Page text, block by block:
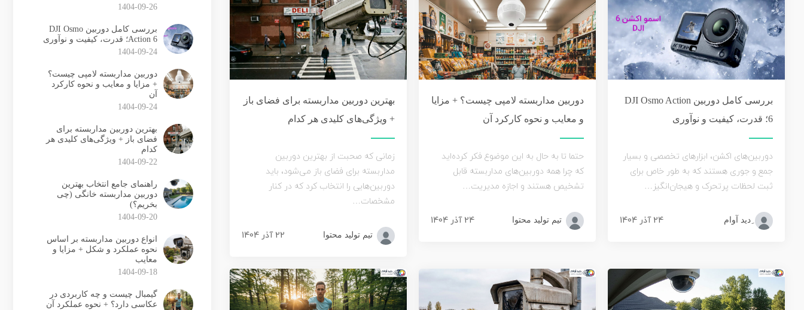
بررسی کامل دوربین DJI Osmo Action
6؛ قدرت، کیفیت و نوآوری
دوربین‌های اکشن، ابزارهای تخصصی و بسیار
جمع و جوری هستند که به طور خاص برای
ثبت لحظات پرتحرک و هیجان‌انگیز…
ِدید آوام 24 آذر 1404
دوربین مداربسته لامپی چیست؟ + مزایا
و معایب و نحوه کارکرد آن
حتما تا به حال به این موضوع فکر کرده‌اید
که چرا همه دوربین‌های مداربسته قابل
تشخیص هستند و اجازه مدیریت…
تیم تولید محتوا 24 آذر 1404
بهترین دوربین مداربسته برای فضای باز
+ ویژگی‌های کلیدی هر کدام
زمانی که صحبت از بهترین دوربین
مداربسته برای فضای باز می‌شود، باید
دوربین‌هایی را انتخاب کرد که در کنار
مشخصات…
تیم تولید محتوا 22 آذر 1404
1404-09-26
بررسی کامل دوربین DJI Osmo
Action 6؛ قدرت، کیفیت و نوآوری
1404-09-24
دوربین مداربسته لامپی چیست؟
+ مزایا و معایب و نحوه کارکرد
آن
1404-09-24
بهترین دوربین مداربسته برای
فضای باز + ویژگی‌های کلیدی هر
کدام
1404-09-22
راهنمای جامع انتخاب بهترین
دوربین مداربسته خانگی (چی
بخریم؟)
1404-09-20
انواع دوربین مداربسته بر اساس
نحوه عملکرد و شکل + مزایا و
معایب
1404-09-18
گیمبال چیست و چه کاربردی در
عکاسی دارد؟ + نحوه عملکرد آن